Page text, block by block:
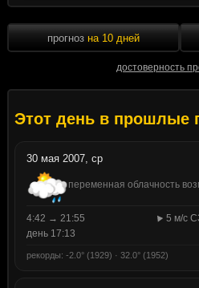
прогноз на 10 дней
достоверность
Этот день в прошлые
30 мая 2007, ср
переменная облачность
4:42 → 21:55
5 м/с
день 17:13
рекорды: -2.0° (1929) · 32.0° (1952)